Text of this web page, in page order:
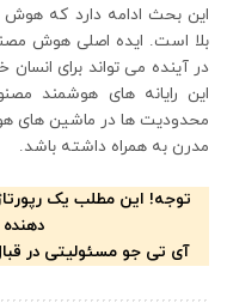
این بحث ادامه دارد که
بلا است. ایده اصلی هوش
در آینده می تواند برای
این رایانه های هوشمند
محدودیت ها در ماشین های
مدرن به همراه داشته باشد.
توجه! این مطلب یک
آی تی جو مسئولیتی در